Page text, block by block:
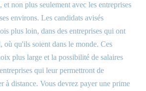
non plus seulement avec les entreprises
environs. Les candidats avisés
plus loin, dans des entreprises qui ont
où qu'ils soient dans le monde. Ces
plus large et la possibilité de salaires
qui leur permettront de
à distance. Vous devrez payer une prime